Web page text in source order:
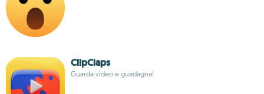
ClipClaps
Guarda video e guadagna!